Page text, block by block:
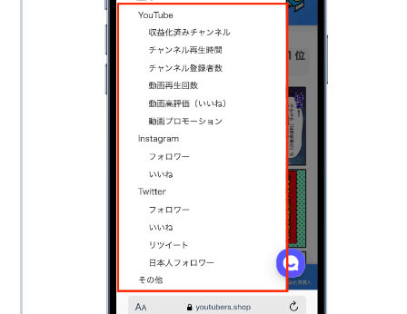
100,000回 82,800円